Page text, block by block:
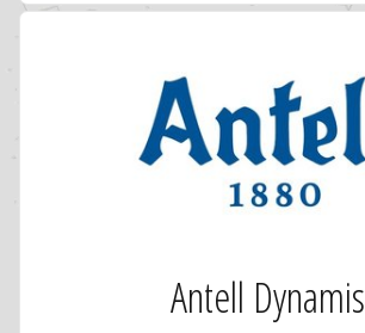
Antell Dynamis